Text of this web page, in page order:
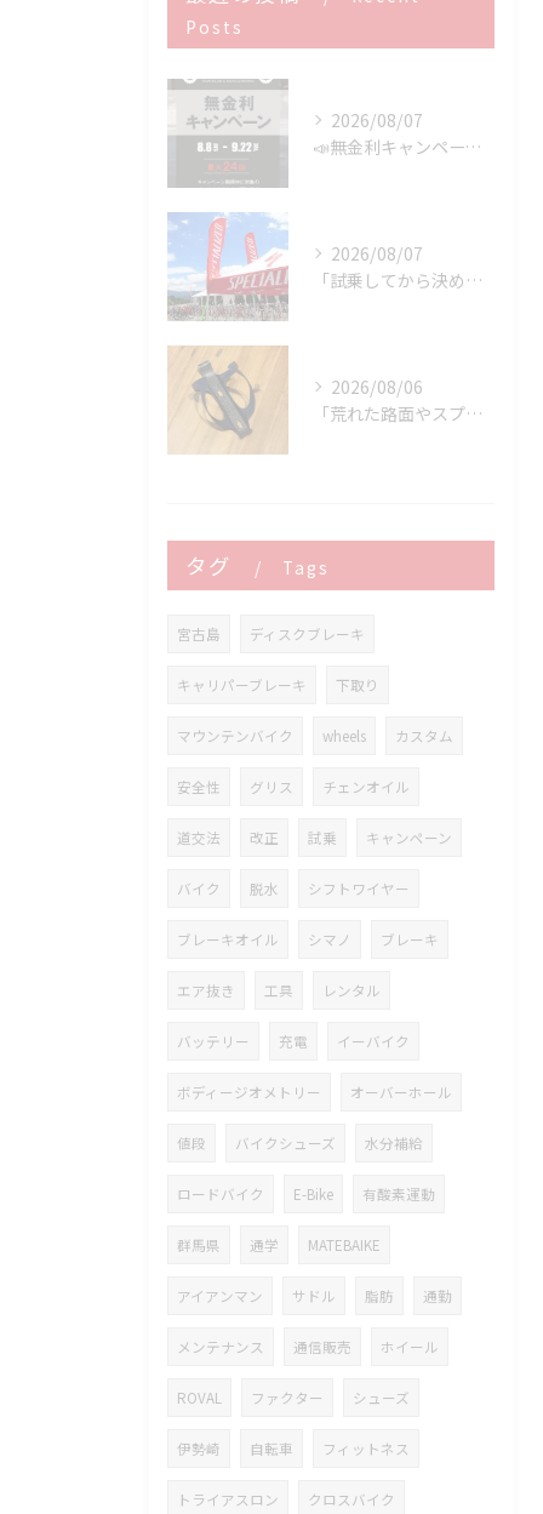
Posts
2026/08/07
📣無金利キャンペーン開催決定‼️
2026/08/07
「試乗してから決める。」 それがPOWER-KIDSの一番大切にしていることです。
2026/08/06
「荒れた路面やスプリントでボトルが飛んでヒヤッとしたこと、あ...
タグ Tags
宮古島 ディスクブレーキ
キャリパーブレーキ 下取り
マウンテンバイク wheels カスタム
安全性 グリス チェンオイル
道交法 改正 試乗 キャンペーン
バイク 脱水 シフトワイヤー
ブレーキオイル シマノ ブレーキ
エア抜き 工具 レンタル
バッテリー 充電 イーバイク
ボディージオメトリー オーバーホール
値段 バイクシューズ 水分補給
ロードバイク E-Bike 有酸素運動
群馬県 通学 MATEBAIKE
アイアンマン サドル 脂肪 通勤
メンテナンス 通信販売 ホイール
ROVAL ファクター シューズ
伊勢崎 自転車 フィットネス
トライアスロン クロスバイク